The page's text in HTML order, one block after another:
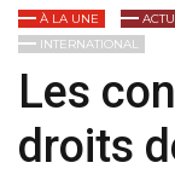
À LA UNE
INTERNATIONAL
Les
droits